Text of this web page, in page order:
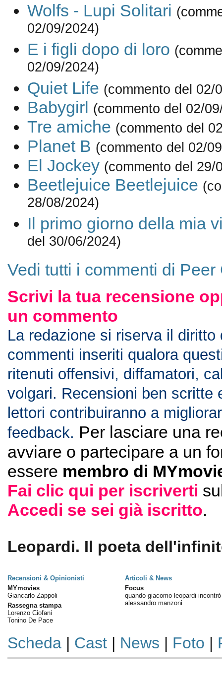
Wolfs - Lupi Solitari
02/09/2024)
E i figli dopo di loro
02/09/2024)
Quiet Life (commento del 02/
Babygirl (commento del 02/
Tre amiche (commento del
Planet B (commento del 02/
El Jockey (commento del 29/
Beetlejuice Beetlejuice
28/08/2024)
Il primo giorno della mia
del 30/06/2024)
Vedi tutti i commenti di Peer
Scrivi la tua recensione
un commento
La redazione si riserva il diritto
commenti inseriti qualora
ritenuti offensivi, diffamatori,
volgari. Recensioni ben scritte
lettori contribuiranno a
feedback. Per lasciare una
avviare o partecipare a un
essere membro di
Fai clic qui per iscriverti
Accedi se sei già iscritto.
Leopardi. Il poeta
Recensioni & Opinionisti
Articoli & News
MYmovies
Giancarlo Zappoli
Rassegna stampa
Lorenzo Ciofani
Tonino De Pace
Focus
quando giacomo leopardi incontrò
alessandro manzoni
Scheda| Cast| News | Foto |